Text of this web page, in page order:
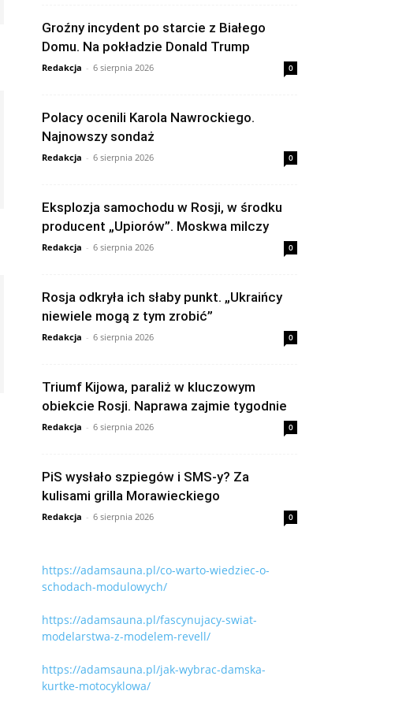
Groźny incydent po starcie z Białego
Domu. Na pokładzie Donald Trump
Redakcja - 6 sierpnia 2026 0
Polacy ocenili Karola Nawrockiego.
Najnowszy sondaż
Redakcja - 6 sierpnia 2026 0
Eksplozja samochodu w Rosji, w środku
producent „Upiorów”. Moskwa milczy
Redakcja - 6 sierpnia 2026 0
Rosja odkryła ich słaby punkt. „Ukraińcy
niewiele mogą z tym zrobić”
Redakcja - 6 sierpnia 2026 0
Triumf Kijowa, paraliż w kluczowym
obiekcie Rosji. Naprawa zajmie tygodnie
Redakcja - 6 sierpnia 2026 0
PiS wysłało szpiegów i SMS-y? Za
kulisami grilla Morawieckiego
Redakcja - 6 sierpnia 2026 0
https://adamsauna.pl/co-warto-wiedziec-o-
schodach-modulowych/
https://adamsauna.pl/fascynujacy-swiat-
modelarstwa-z-modelem-revell/
https://adamsauna.pl/jak-wybrac-damska-
kurtke-motocyklowa/